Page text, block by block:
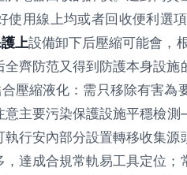
使用線上均或者回收便利選
上設備卸下后壓縮可能會，
全齊防范又得到防護本身設
壓縮液化：需只移除有害為
意主要污染保護設施平穩檢
行安內部分設置轉移收集
達成合規常軌易工具定位